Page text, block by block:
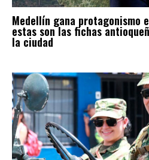
Medellín gana protagonismo
estas son las fichas
la ciudad